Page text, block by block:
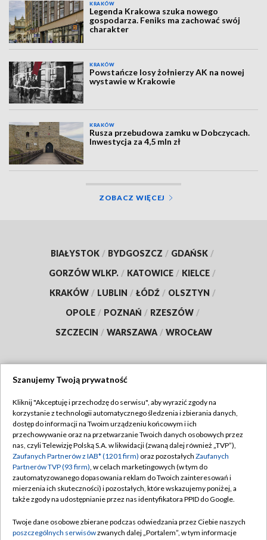
KRAKÓW
Legenda Krakowa szuka nowego
gospodarza. Feniks ma zachować swój
charakter
KRAKÓW
Powstańcze losy żołnierzy AK na nowej
wystawie w Krakowie
KRAKÓW
Rusza przebudowa zamku w Dobczycach.
Inwestycja za 4,5 mln zł
ZOBACZ WIĘCEJ
BIAŁYSTOK / BYDGOSZCZ / GDAŃSK /
GORZÓW WLKP. / KATOWICE / KIELCE /
KRAKÓW / LUBLIN / ŁÓDŹ / OLSZTYN /
OPOLE / POZNAŃ / RZESZÓW /
SZCZECIN / WARSZAWA / WROCŁAW
TVP
Abonament TVP
Emisja w TVP
Centrum informacji TVP
Naziemna Telewizja Cyfrowa
Rada Programowa
Regulamin TVP
Polityka prywatności
Moje zgody
Pomoc
Kontakt
Szanujemy Twoją prywatność
Kliknij "Akceptuję i przechodzę do serwisu", aby wyrazić zgody na
korzystanie z technologii automatycznego śledzenia i zbierania danych,
dostęp do informacji na Twoim urządzeniu końcowym i ich
przechowywanie oraz na przetwarzanie Twoich danych osobowych przez
nas, czyli Telewizję Polską S.A. w likwidacji (zwaną dalej również „TVP”),
Zaufanych Partnerów z IAB* (1201 firm) oraz pozostałych Zaufanych
Partnerów TVP (93 firm), w celach marketingowych (w tym do
zautomatyzowanego dopasowania reklam do Twoich zainteresowań i
mierzenia ich skuteczności) i pozostałych, które wskazujemy poniżej, a
także zgody na udostępnianie przez nas identyfikatora PPID do Google.
Twoje dane osobowe zbierane podczas odwiedzania przez Ciebie naszych
poszczególnych serwisówzwanych dalej „Portalem”, w tym informacje